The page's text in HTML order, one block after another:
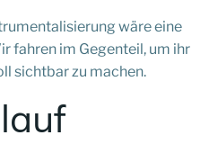
wäre eine
fahren im Gegenteil, um ihr
sichtbar zu machen.